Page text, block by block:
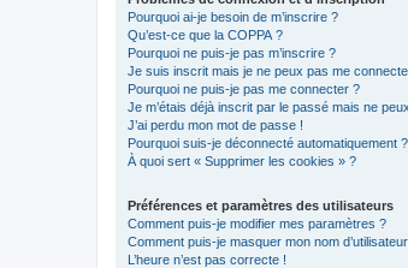
Pourquoi ai-je besoin de m’inscrire ?
Qu’est-ce que la COPPA ?
Pourquoi ne puis-je pas m’inscrire ?
Je suis inscrit mais je ne peux pas me
Pourquoi ne puis-je pas me connecter ?
Je m’étais déjà inscrit par le passé mais ne
J’ai perdu mon mot de passe !
Pourquoi suis-je déconnecté automatiquement ?
À quoi sert « Supprimer les cookies » ?
Préférences et paramètres des utilisateurs
Comment puis-je modifier mes paramètres ?
Comment puis-je masquer mon nom
L’heure n’est pas correcte !